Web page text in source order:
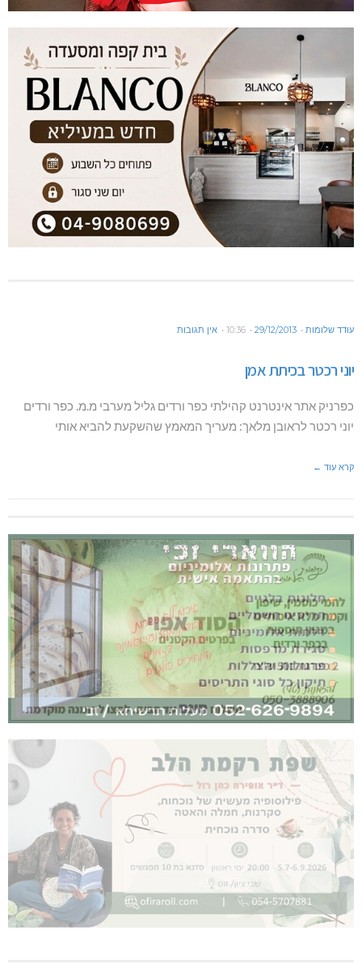
עודד שלומות 29/12/2013
10:36 אין תגובות
יוני רכטר בכיתת אמן
כפרניק אתר אינטרנט קהילתי כפר ורדים גליל מערבי מ.מ. כפר ורדים
יוני רכטר לראובן מלאך: מעריך המאמץ שהשקעת להביא אותי
קרא עוד ←